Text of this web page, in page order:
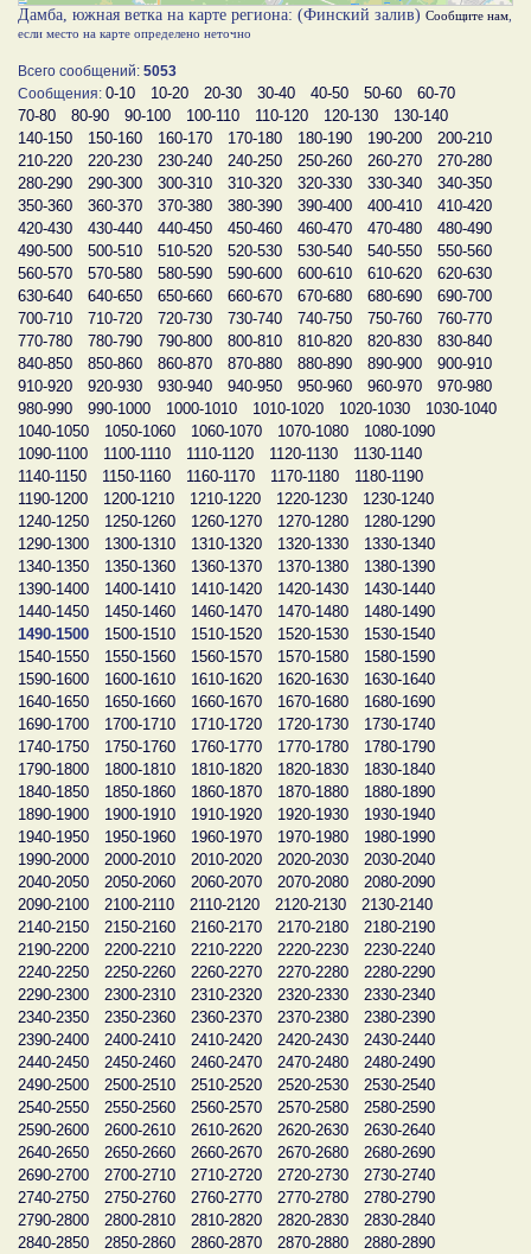
Дамба, южная ветка на карте региона: (Финский залив) Сообщите нам
если место на карте определено неточно
Всего сообщений: 5053
Сообщения: 0-10 10-20 20-30 30-40 40-50 50-60
60-70
70-80
80-90 90-100 100-110 110-120 120-130
130-140
140-150
150-160 160-170 170-180 180-190 190-200
200-210
210-220
220-230 230-240 240-250 250-260 260-270
270-280
280-290
290-300 300-310 310-320 320-330 330-340
340-350
350-360
360-370 370-380 380-390 390-400 400-410
410-420
420-430
430-440 440-450 450-460 460-470 470-480
480-490
490-500
500-510 510-520 520-530 530-540 540-550
550-560
560-570
570-580 580-590 590-600 600-610 610-620
620-630
630-640
640-650 650-660 660-670 670-680 680-690
690-700
700-710
710-720 720-730 730-740 740-750 750-760
760-770
770-780
780-790 790-800 800-810 810-820 820-830
830-840
840-850
850-860 860-870 870-880 880-890 890-900
900-910
910-920
920-930 930-940 940-950 950-960 960-970
970-980
980-990
990-1000 1000-1010 1010-1020 1020-1030
1030-1040
1040-1050
1050-1060 1060-1070 1070-1080
1080-1090
1090-1100
1100-1110 1110-1120 1120-1130
1130-1140
1140-1150
1150-1160 1160-1170 1170-1180
1180-1190
1190-1200
1200-1210 1210-1220 1220-1230
1230-1240
1240-1250
1250-1260 1260-1270 1270-1280
1280-1290
1290-1300
1300-1310 1310-1320 1320-1330
1330-1340
1340-1350
1350-1360 1360-1370 1370-1380
1380-1390
1390-1400
1400-1410 1410-1420 1420-1430
1430-1440
1440-1450
1450-1460 1460-1470 1470-1480
1480-1490
1490-1500
1500-1510 1510-1520 1520-1530
1530-1540
1540-1550
1550-1560 1560-1570 1570-1580
1580-1590
1590-1600
1600-1610 1610-1620 1620-1630
1630-1640
1640-1650
1650-1660 1660-1670 1670-1680
1680-1690
1690-1700
1700-1710 1710-1720 1720-1730
1730-1740
1740-1750
1750-1760 1760-1770 1770-1780
1780-1790
1790-1800
1800-1810 1810-1820 1820-1830
1830-1840
1840-1850
1850-1860 1860-1870 1870-1880
1880-1890
1890-1900
1900-1910 1910-1920 1920-1930
1930-1940
1940-1950
1950-1960 1960-1970 1970-1980
1980-1990
1990-2000
2000-2010 2010-2020 2020-2030
2030-2040
2040-2050
2050-2060 2060-2070 2070-2080
2080-2090
2090-2100
2100-2110 2110-2120 2120-2130
2130-2140
2140-2150
2150-2160 2160-2170 2170-2180
2180-2190
2190-2200
2200-2210 2210-2220 2220-2230
2230-2240
2240-2250
2250-2260 2260-2270 2270-2280
2280-2290
2290-2300
2300-2310 2310-2320 2320-2330
2330-2340
2340-2350
2350-2360 2360-2370 2370-2380
2380-2390
2390-2400
2400-2410 2410-2420 2420-2430
2430-2440
2440-2450
2450-2460 2460-2470 2470-2480
2480-2490
2490-2500
2500-2510 2510-2520 2520-2530
2530-2540
2540-2550
2550-2560 2560-2570 2570-2580
2580-2590
2590-2600
2600-2610 2610-2620 2620-2630
2630-2640
2640-2650
2650-2660 2660-2670 2670-2680
2680-2690
2690-2700
2700-2710 2710-2720 2720-2730
2730-2740
2740-2750
2750-2760 2760-2770 2770-2780
2780-2790
2790-2800
2800-2810 2810-2820 2820-2830
2830-2840
2840-2850
2850-2860 2860-2870 2870-2880
2880-2890